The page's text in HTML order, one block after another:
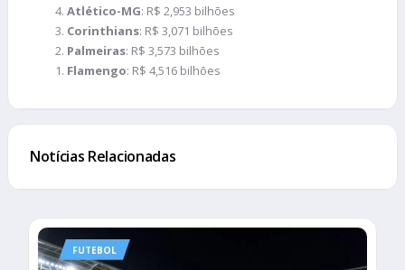
Atlético-MG: R$ 2,953 bilhões
Corinthians: R$ 3,071 bilhões
Palmeiras: R$ 3,573 bilhões
Flamengo: R$ 4,516 bilhões
Notícias Relacionadas
FUTEBOL